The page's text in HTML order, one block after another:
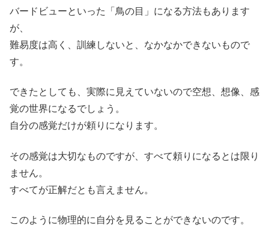
バードビューといった「鳥の目」になる方法もあります
が、
難易度は高く、訓練しないと、なかなかできないもので
す。
できたとしても、実際に見えていないので空想、想像、感
覚の世界になるでしょう。
自分の感覚だけが頼りになります。
その感覚は大切なものですが、すべて頼りになるとは限り
ません。
すべてが正解だとも言えません。
このように物理的に自分を見ることができないのです。